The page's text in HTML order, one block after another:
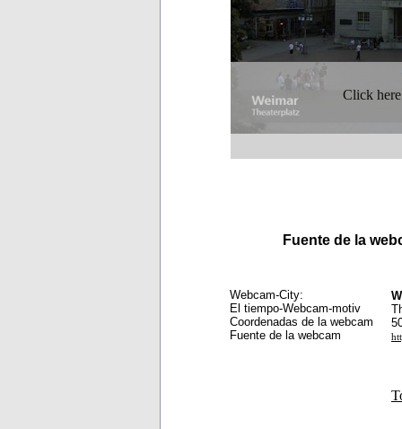
Click
Fuente de la
Webcam-City:
El tiempo-Webcam-motiv
Coordenadas de la webcam
Fuente de la webcam